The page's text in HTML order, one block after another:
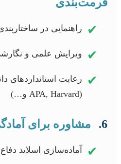
فرمت‌بندی
✔ راهنمایی در
✔ ویرایش علمی و
✔
رعایت استانداردهای
(APA, Harvard و…)
6. مشاوره برای
✔ آماده‌سازی اسلاید دفاع